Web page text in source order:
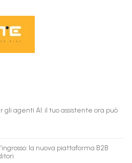
gli agenti AI: il tuo assistente ora può
la nuova piattaforma B2B